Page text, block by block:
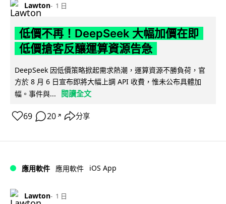
Lawton 1 日
低價不再！DeepSeek 大幅加價在即
低價搶客反釀運算資源告急
DeepSeek 因低價策略掀起需求熱潮，運算資源不勝負荷，官
方於 8 月 6 日宣布即將大幅上調 API 收費，惟未公布具體加
幅。事件與...
閱讀全文
69 20 ↗ 分享
應用軟件 應用軟件 iOS App
Lawton 1 日